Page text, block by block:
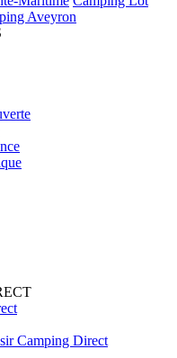
Aveyron
Camping Direct